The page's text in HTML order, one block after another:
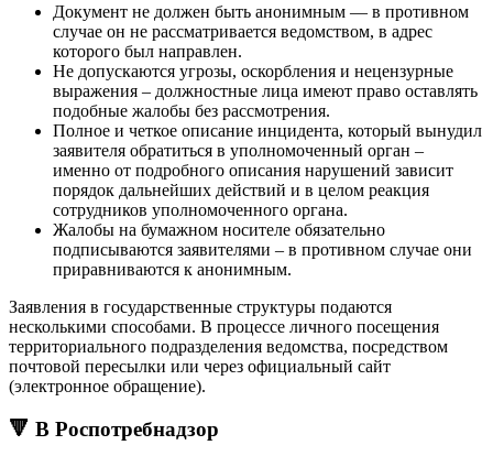
Документ не должен быть анонимным — в противном
случае он не рассматривается ведомством, в адрес
которого был направлен.
Не допускаются угрозы, оскорбления и нецензурные
выражения – должностные лица имеют право оставлять
подобные жалобы без рассмотрения.
Полное и четкое описание инцидента, который вынудил
заявителя обратиться в уполномоченный орган –
именно от подробного описания нарушений зависит
порядок дальнейших действий и в целом реакция
сотрудников уполномоченного органа.
Жалобы на бумажном носителе обязательно
подписываются заявителями – в противном случае они
приравниваются к анонимным.
Заявления в государственные структуры подаются
несколькими способами. В процессе личного посещения
территориального подразделения ведомства, посредством
почтовой пересылки или через официальный сайт
(электронное обращение).
🔻 В Роспотребнадзор